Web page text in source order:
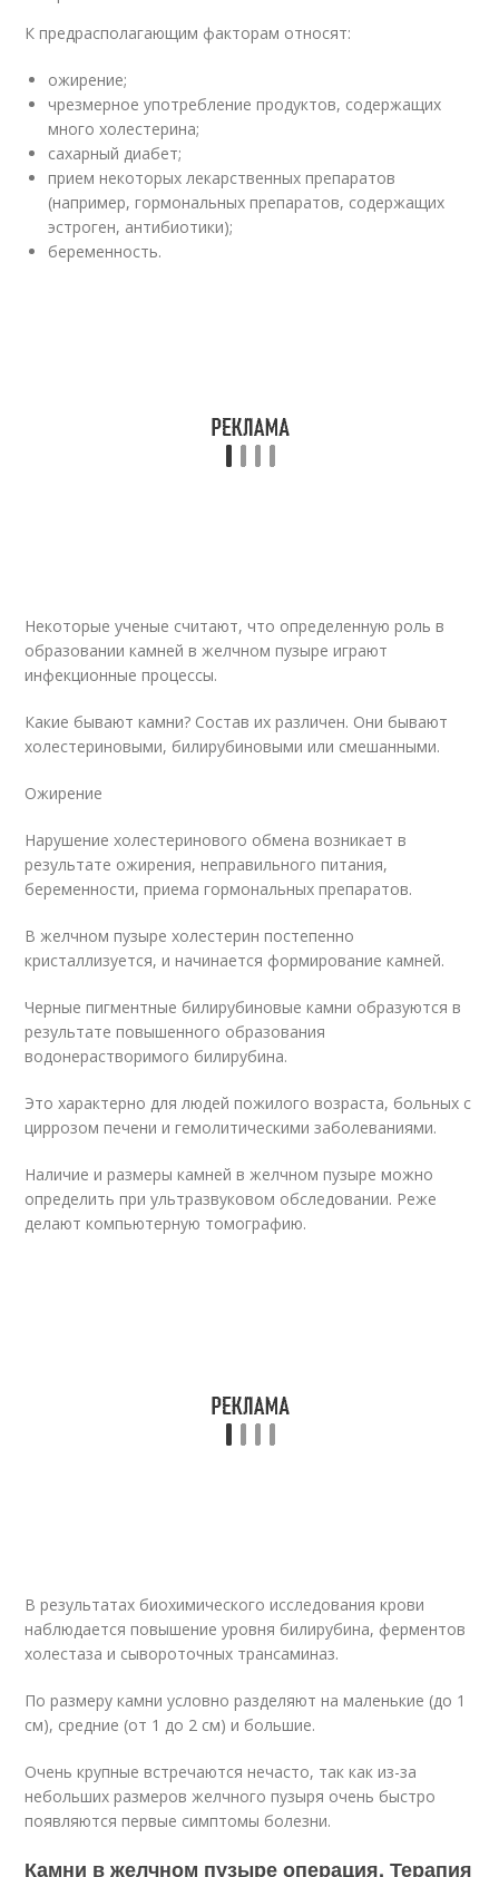
К предрасполагающим факторам относят:
ожирение;
чрезмерное употребление продуктов, содержащих
много холестерина;
сахарный диабет;
прием некоторых лекарственных препаратов
(например, гормональных препаратов, содержащих
эстроген, антибиотики);
беременность.
Некоторые ученые считают, что определенную роль в
образовании камней в желчном пузыре играют
инфекционные процессы.
Какие бывают камни? Состав их различен. Они бывают
холестериновыми, билирубиновыми или смешанными.
Ожирение
Нарушение холестеринового обмена возникает в
результате ожирения, неправильного питания,
беременности, приема гормональных препаратов.
В желчном пузыре холестерин постепенно
кристаллизуется, и начинается формирование камней.
Черные пигментные билирубиновые камни образуются в
результате повышенного образования
водонерастворимого билирубина.
Это характерно для людей пожилого возраста, больных с
циррозом печени и гемолитическими заболеваниями.
Наличие и размеры камней в желчном пузыре можно
определить при ультразвуковом обследовании. Реже
делают компьютерную томографию.
В результатах биохимического исследования крови
наблюдается повышение уровня билирубина, ферментов
холестаза и сывороточных трансаминаз.
По размеру камни условно разделяют на маленькие (до 1
см), средние (от 1 до 2 см) и большие.
Очень крупные встречаются нечасто, так как из-за
небольших размеров желчного пузыря очень быстро
появляются первые симптомы болезни.
Камни в желчном пузыре операция. Терапия